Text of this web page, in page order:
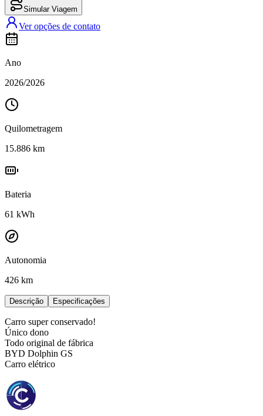
Simular Viagem
Ver opções de contato
Ano
2026/2026
Quilometragem
15.886 km
Bateria
61 kWh
Autonomia
426 km
Descrição Especificações
Carro super conservado!
Único dono
Todo original de fábrica
BYD Dolphin GS
Carro elétrico